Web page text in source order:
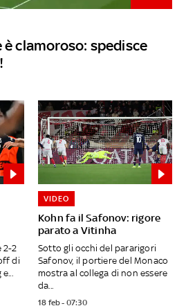
clamoroso: spedisce
2-2
di
Kohn fa il Safonov: rigore
parato a Vitinha
VIDEO
Sotto gli occhi del pararigori
Safonov, il portiere del Monaco
mostra al collega di non essere
da...
18 feb - 07:30